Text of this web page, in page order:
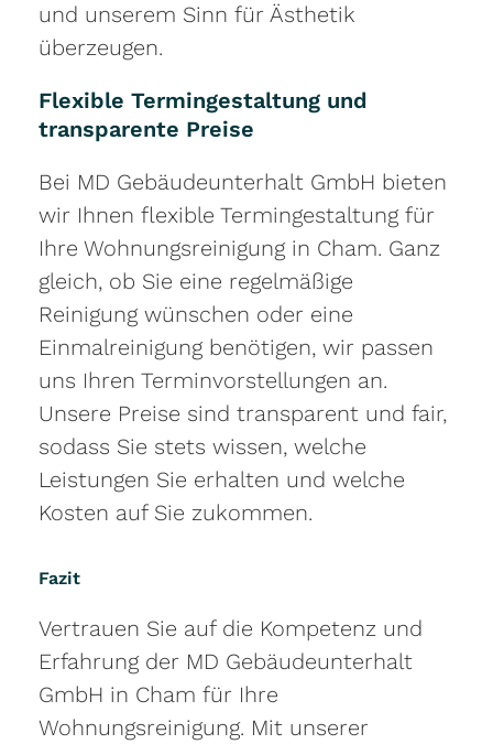
und unserem Sinn für Ästhetik
überzeugen.
Flexible Termingestaltung und
transparente Preise
Bei MD Gebäudeunterhalt GmbH bieten
wir Ihnen flexible Termingestaltung für
Ihre Wohnungsreinigung in Cham. Ganz
gleich, ob Sie eine regelmäßige
Reinigung wünschen oder eine
Einmalreinigung benötigen, wir passen
uns Ihren Terminvorstellungen an.
Unsere Preise sind transparent und fair,
sodass Sie stets wissen, welche
Leistungen Sie erhalten und welche
Kosten auf Sie zukommen.
Fazit
Vertrauen Sie auf die Kompetenz und
Erfahrung der MD Gebäudeunterhalt
GmbH in Cham für Ihre
Wohnungsreinigung. Mit unserer